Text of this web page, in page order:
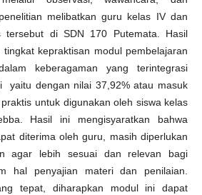
melibatkan guru kelas IV dan
tersebut di SDN 170 Putemata. Hasil
kepraktisan modul pembelajaran
keberagaman yang terintegrasi
yaitu dengan nilai 37,92% atau masuk
untuk digunakan oleh siswa kelas
Hasil ini mengisyaratkan bahwa
diterima oleh guru, masih diperlukan
agar lebih sesuai dan relevan bagi
hal penyajian materi dan penilaian.
tepat, diharapkan modul ini dapat